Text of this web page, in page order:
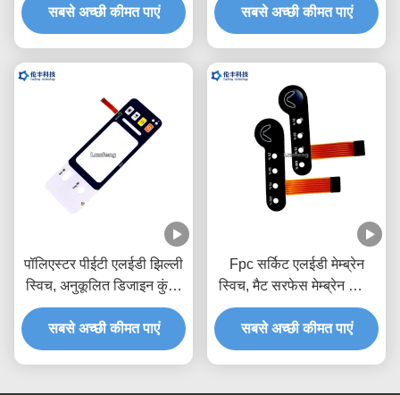
सबसे अच्छी कीमत पाएं
सबसे अच्छी कीमत पाएं
पॉलिएस्टर पीईटी एलईडी झिल्ली
स्विच, अनुकूलित डिजाइन कुंजी
झिल्ली स्विच
सबसे अच्छी कीमत पाएं
Fpc सर्किट एलईडी मेम्ब्रेन
स्विच, मैट सरफेस मेम्ब्रेन स्विच
कीपैड
सबसे अच्छी कीमत पाएं